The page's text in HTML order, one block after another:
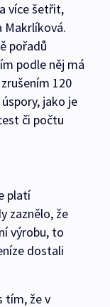
více šetřit,
Makrlíková.
pořadů
podle něj má
120
jako je
či počtu
platí
zaznělo, že
výrobu, to
dostali
tím, že v